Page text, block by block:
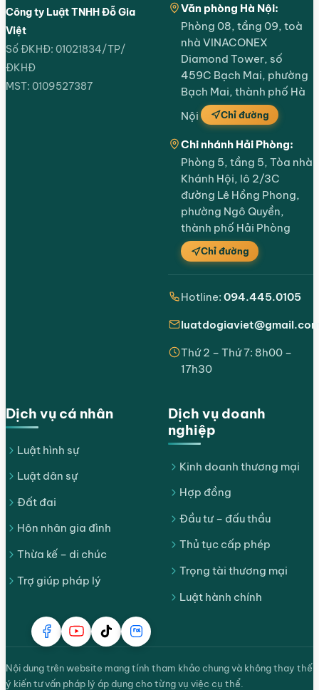
Công ty Luật TNHH Đỗ Gia
Việt
Số ĐKHĐ: 01021834/TP/
ĐKHĐ
MST: 0109527387
Dịch vụ cá nhân
Luật hình sự
Luật dân sự
Đất đai
Hôn nhân gia đình
Thừa kế – di chúc
Trợ giúp pháp lý
Dịch vụ doanh
nghiệp
Kinh doanh thương mại
Hợp đồng
Đầu tư – đấu thầu
Thủ tục cấp phép
Trọng tài thương mại
Luật hành chính
Văn phòng Hà Nội:
Phòng 08, tầng 09, toà
nhà VINACONEX
Diamond Tower, số
459C Bạch Mai, phường
Bạch Mai, thành phố Hà
Nội
Chỉ đường
Chi nhánh Hải Phòng:
Phòng 5, tầng 5, Tòa nhà
Khánh Hội, lô 2/3C
đường Lê Hồng Phong,
phường Ngô Quyền,
thành phố Hải Phòng
Chỉ đường
Hotline: 094.445.0105
Thứ 2 – Thứ 7: 8h00 –
17h30
Nội dung trên website mang tính tham khảo chung và không thay thế
ý kiến tư vấn pháp lý áp dụng cho từng vụ việc cụ thể.